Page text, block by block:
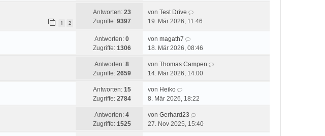
1 2
Antworten: 23
Zugriffe: 9397
von Test Drive
19. Mär 2026, 11:46
Antworten: 0
Zugriffe: 1306
von magath7
18. Mär 2026, 08:46
Antworten: 8
Zugriffe: 2659
von Thomas Campen
14. Mär 2026, 14:00
Antworten: 15
Zugriffe: 2784
von Heiko
8. Mär 2026, 18:22
Antworten: 4
Zugriffe: 1525
von Gerhard23
27. Nov 2025, 15:40